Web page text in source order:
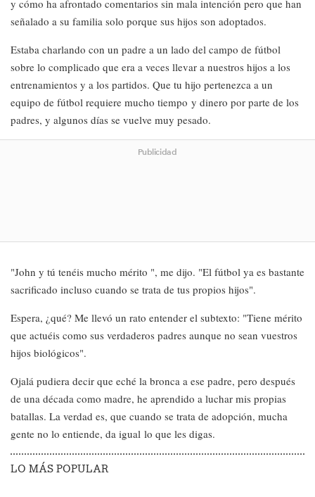
y cómo ha afrontado comentarios sin mala intención pero que han
señalado a su familia solo porque sus hijos son adoptados.
Estaba charlando con un padre a un lado del campo de fútbol
sobre lo complicado que era a veces llevar a nuestros hijos a los
entrenamientos y a los partidos. Que tu hijo pertenezca a un
equipo de fútbol requiere mucho tiempo y dinero por parte de los
padres, y algunos días se vuelve muy pesado.
Publicidad
"John y tú tenéis mucho mérito ", me dijo. "El fútbol ya es bastante
sacrificado incluso cuando se trata de tus propios hijos".
Espera, ¿qué? Me llevó un rato entender el subtexto: "Tiene mérito
que actuéis como sus verdaderos padres aunque no sean vuestros
hijos biológicos".
Ojalá pudiera decir que eché la bronca a ese padre, pero después
de una década como madre, he aprendido a luchar mis propias
batallas. La verdad es, que cuando se trata de adopción, mucha
gente no lo entiende, da igual lo que les digas.
LO MÁS POPULAR